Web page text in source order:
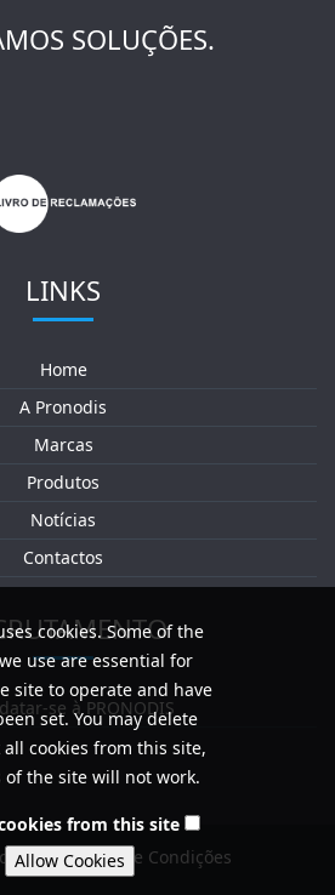
SOLUÇÕES.
LINKS
Home
A Pronodis
Marcas
Produtos
Notícias
Contactos
se à PRONODIS
/ Termos e Condições
cookies. Some of the
use are essential for
site to operate and have
set. You may delete
cookies from this site,
the site will not work.
from this site